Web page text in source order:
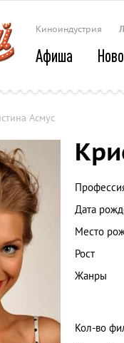
Киноиндустрия
Афиша
Асмус
Дата
Место
Рост
Жанры
Кол-во